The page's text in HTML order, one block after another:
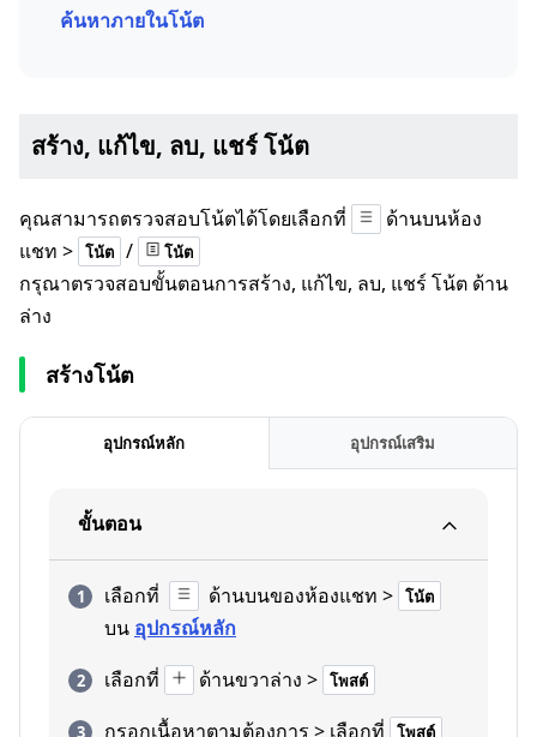
ค้นหาภายในโน้ต
สร้าง, แก้ไข, ลบ, แชร์ โน้ต
คุณสามารถตรวจสอบโน้ตได้โดยเลือกที่
ด้านบนห้อง
แชท > โน้ต / โน้ต
กรุณาตรวจสอบขั้นตอนการสร้าง, แก้ไข, ลบ, แชร์ โน้ต ด้าน
ล่าง
สร้างโน้ต
อุปกรณ์หลัก อุปกรณ์เสริม
ขั้นตอน
เลือกที่ ด้านบนของห้องแชท > โน้ต
บน อุปกรณ์หลัก
เลือกที่
ด้านขวาล่าง > โพสต์
กรอกเนื้อหาตามต้องการ > เลือกที่ โพสต์